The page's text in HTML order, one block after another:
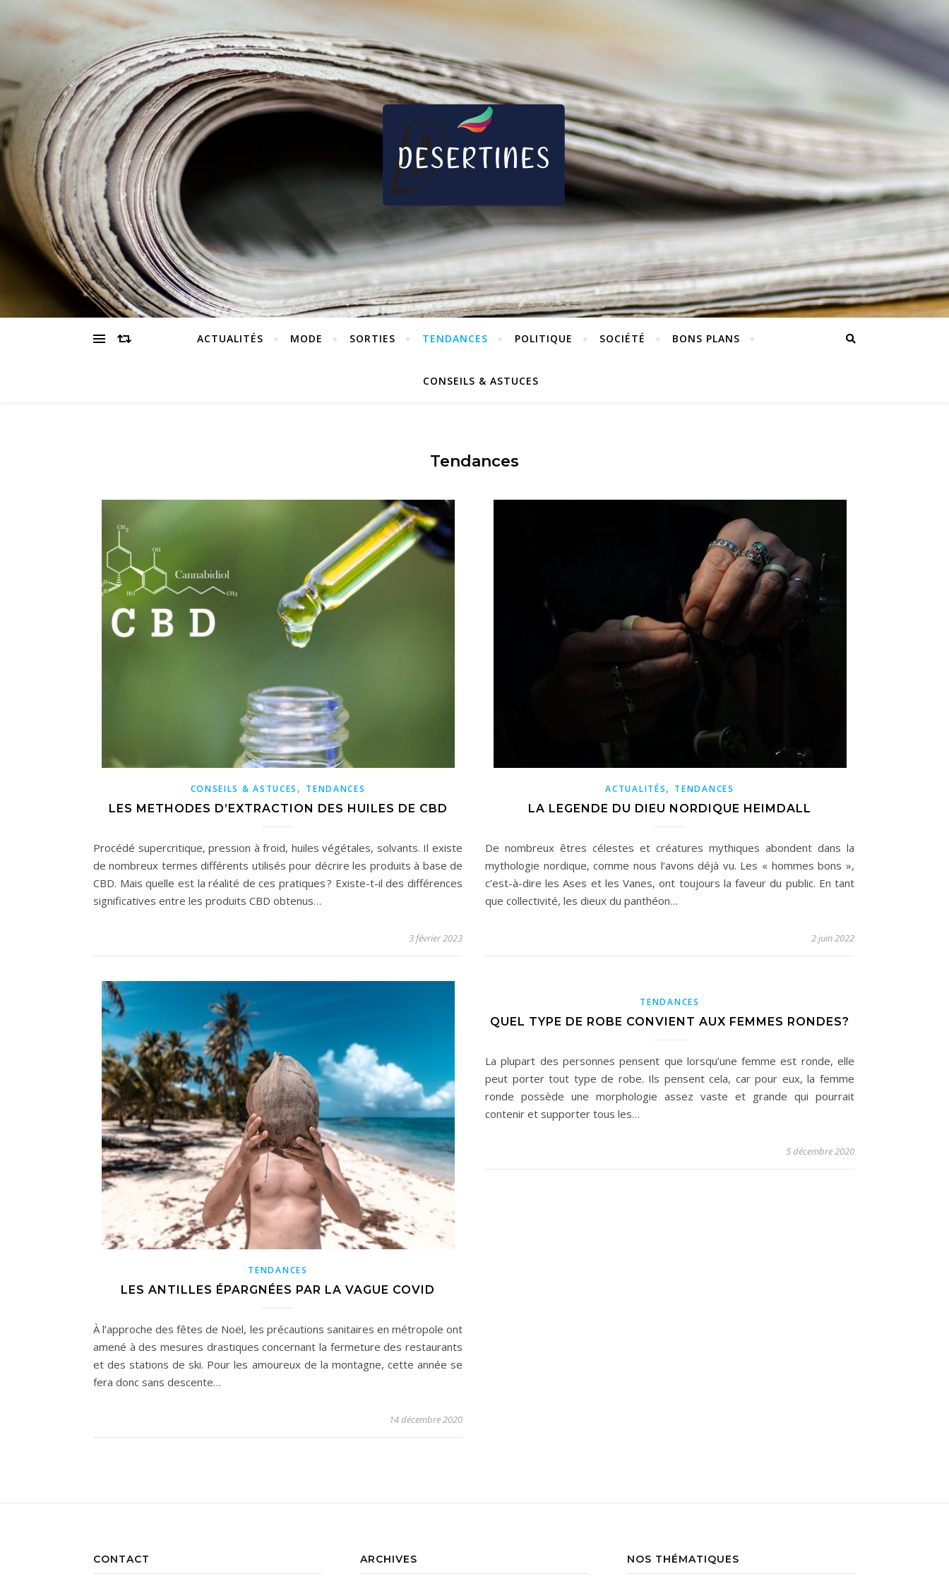
ACTUALITÉS MODE SORTIES TENDANCES POLITIQUE SOCIÉTÉ BONS PLANS
CONSEILS & ASTUCES
Tendances
CONSEILS & ASTUCES , TENDANCES
LES METHODES D’EXTRACTION DES HUILES DE CBD
Procédé supercritique, pression à froid, huiles végétales, solvants. Il existe
de nombreux termes différents utilisés pour décrire les produits à base de
CBD. Mais quelle est la réalité de ces pratiques ? Existe-t-il des différences
significatives entre les produits CBD obtenus…
3 février 2023
ACTUALITÉS, TENDANCES
LA LEGENDE DU DIEU NORDIQUE HEIMDALL
De nombreux êtres célestes et créatures mythiques abondent dans la
mythologie nordique, comme nous l’avons déjà vu. Les « hommes bons »,
c’est-à-dire les Ases et les Vanes, ont toujours la faveur du public. En tant
que collectivité, les dieux du panthéon…
2 juin 2022
TENDANCES
LES ANTILLES ÉPARGNÉES PAR LA VAGUE COVID
À l’approche des fêtes de Noël, les précautions sanitaires en métropole ont
amené à des mesures drastiques concernant la fermeture des restaurants
et des stations de ski. Pour les amoureux de la montagne, cette année se
fera donc sans descente…
14 décembre 2020
TENDANCES
QUEL TYPE DE ROBE CONVIENT AUX FEMMES RONDES?
La plupart des personnes pensent que lorsqu’une femme est ronde, elle
peut porter tout type de robe. Ils pensent cela, car pour eux, la femme
ronde possède une morphologie assez vaste et grande qui pourrait
contenir et supporter tous les…
5 décembre 2020
CONTACT ARCHIVES NOS THÉMATIQUES